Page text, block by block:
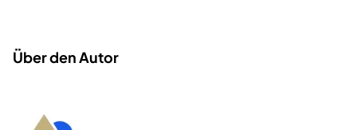
Über den Autor